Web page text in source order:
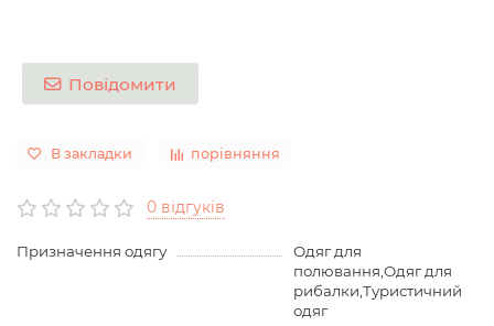
Повідомити
В закладки порівняння
0 відгуків
Призначення одягу
Одяг для
полювання,Одяг для
рибалки,Туристичний
одяг